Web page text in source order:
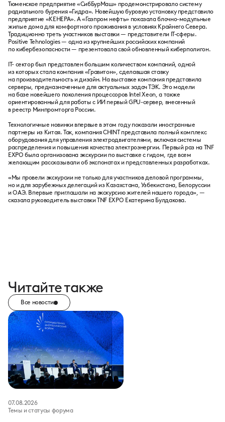
Тюменское предприятие «СибБурМаш» продемонстрировало систему
радиального бурения «Гидра». Новейшую буровую установку представило
предприятие «КЕНЕРА». А «Газпром нефть» показала блочно-модульные
жилые дома для комфортного проживания в условиях Крайнего Севера.
Традиционно треть участников выставки — представители IT-сферы.
Positive Tehnologies — одна из крупнейших российских компаний
по кибербезопасности — презентовала свой обновленный киберполигон.
IT- сектор был представлен большим количеством компаний, одной
из которых стала компания «Гравитон», сделавшая ставку
на производительность и дизайн. На выставке компания представила
серверы, предназначенные для актуальных задач ТЭК. Это модели
на базе новейшего поколения процессоров Intel Xeon, а также
ориентированный для работы с ИИ первый GPU-сервер, внесенный
в реестр Минпромторга России.
Технологичные новинки впервые в этом году показали иностранные
партнеры из Китая. Так, компания CHINT представила полный комплекс
оборудования для управления электродвигателями, включая системы
распределения и повышения качества электроэнергии. Первый раз на TNF
EXPO была организована экскурсии по выставке с гидом, где всем
желающим рассказывали об экспонатах и представленных разработках.
«Мы провели экскурсии не только для участников деловой программы,
но и для зарубежных делегаций из Казахстана, Узбекистана, Белоруссии
и ОАЭ. Впервые приглашали на экскурсию жителей нашего города», —
сказала руководитель выставки TNF EXPO Екатерина Булдакова.
Читайте также
Все новости
07.08.2026
Темы и статусы форума